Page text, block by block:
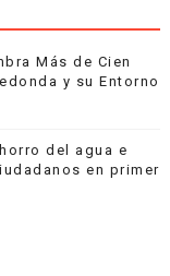
Más de Cien
y su Entorno
del agua e
en primer